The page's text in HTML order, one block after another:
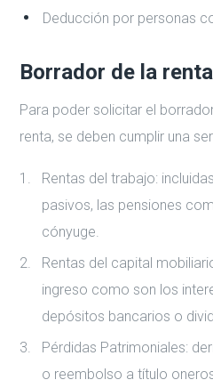
Deducción por personas
Borrador de la renta
Para poder solicitar el
renta, se deben cumplir una
Rentas del trabajo:
pasivos, las pensiones
cónyuge.
Rentas del capital
ingreso como son los
depósitos bancarios o
Pérdidas Patrimoniales:
o reembolso a título